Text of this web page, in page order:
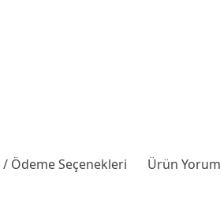
/ Ödeme Seçenekleri Ürün